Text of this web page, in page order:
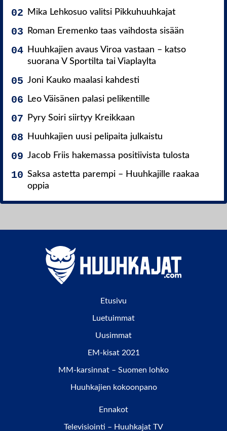
Mika Lehkosuo valitsi Pikkuhuuhkajat
Roman Eremenko taas vaihdosta sisään
Huuhkajien avaus Viroa vastaan – katso
suorana V Sportilta tai Viaplaylta
Joni Kauko maalasi kahdesti
Leo Väisänen palasi pelikentille
Pyry Soiri siirtyy Kreikkaan
Huuhkajien uusi pelipaita julkaistu
Jacob Friis hakemassa positiivista tulosta
Saksa astetta parempi – Huuhkajille raakaa
oppia
Etusivu
Luetuimmat
Uusimmat
EM-kisat 2021
MM-karsinnat – Suomen lohko
Huuhkajien kokoonpano
Ennakot
Televisiointi – Huuhkajat TV